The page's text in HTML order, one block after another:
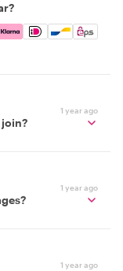
Pay, Google
1 year ago
1 year ago
1 year ago